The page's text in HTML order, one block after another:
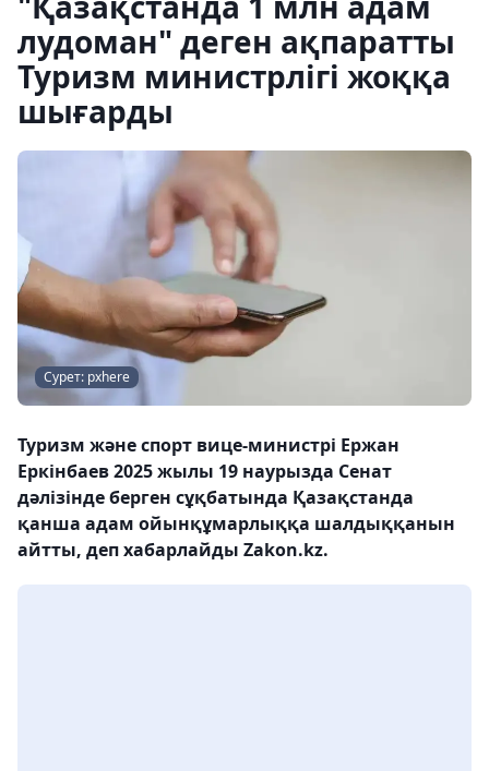
лудоман" деген ақпаратты
Туризм министрлігі жоққа
шығарды
Сурет: pxhere
Туризм және спорт вице-министрі Ержан
Еркінбаев 2025 жылы 19 наурызда Сенат
дәлізінде берген сұқбатында Қазақстанда
қанша адам ойынқұмарлыққа шалдыққанын
айтты, деп хабарлайды Zakon.kz.